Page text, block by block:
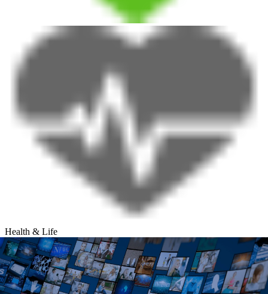
Health & Life